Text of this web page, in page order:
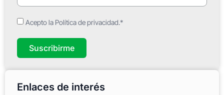
Acepto la Política de privacidad.*
Suscribirme
Enlaces de interés